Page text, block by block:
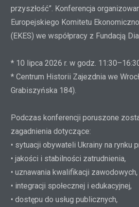
przyszłość”. Konferencja
Europejskiego Komitetu
(EKES) we współpracy z Fundacją
* 10 lipca 2026 r. w godz.
* Centrum Historii Zajezdnia we
Grabiszyńska 184).
Podczas konferencji poruszone
zagadnienia dotyczące:
• sytuacji obywateli Ukrainy na rynku
• jakości i stabilności zatrudnienia,
• uznawania kwalifikacji zawodowych,
• integracji społecznej i edukacyjnej,
• dostępu do usług publicznych,